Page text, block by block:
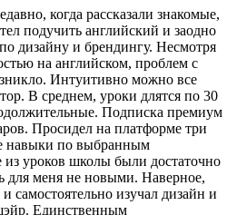
когда рассказали знакомые,
подучить английский и заодно
дизайну и брендингу. Несмотря
на английском, проблем с
Интуитивно можно все
В среднем, уроки длятся по 30
Подписка премиум
Просидел на платформе три
навыки по выбранным
уроков школы были достаточно
для меня не новыми. Наверное,
самостоятельно изучал дизайн и
Единственным